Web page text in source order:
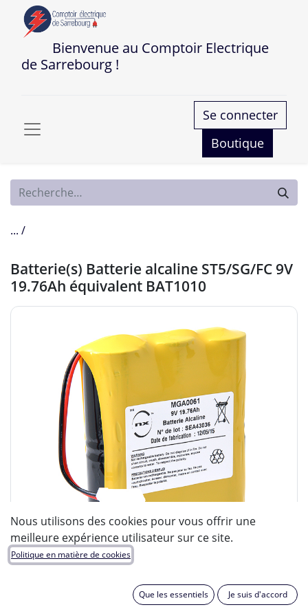
Bienvenue au Comptoir Electrique
de Sarrebourg !
Se connecter
Boutique
... /
Batterie(s) Batterie alcaline ST5/SG/FC 9V
19.76Ah équivalent BAT1010
Nous utilisons des cookies pour vous offrir une
meilleure expérience utilisateur sur ce site.
Politique en matière de cookies
Que les essentiels Je suis d'accord